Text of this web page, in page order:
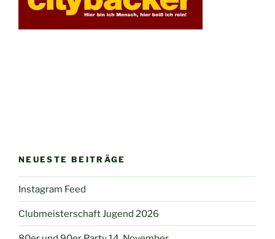
NEUESTE BEITRÄGE
Instagram Feed
Clubmeisterschaft Jugend 2026